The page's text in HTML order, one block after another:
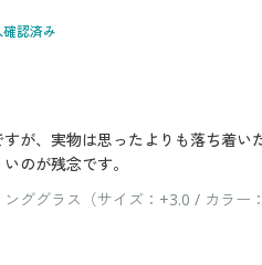
確認済み
が、実物は思ったよりも落ち着
のが残念です。
ググラス（サイズ：+3.0 / カラー：